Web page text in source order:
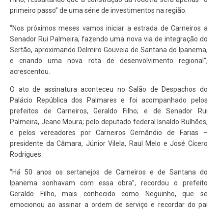
primeiro passo” de uma série de investimentos na região.
“Nos próximos meses vamos iniciar a estrada de Carneiros a
Senador Rui Palmeira, fazendo uma nova via de integração do
Sertão, aproximando Delmiro Gouveia de Santana do Ipanema,
e criando uma nova rota de desenvolvimento regional”,
acrescentou.
O ato de assinatura aconteceu no Salão de Despachos do
Palácio República dos Palmares e foi acompanhado pelos
prefeitos de Carneiros, Geraldo Filho; e de Senador Rui
Palmeira, Jeane Moura; pelo deputado federal Isnaldo Bulhões;
e pelos vereadores por Carneiros Gernândio de Farias –
presidente da Câmara, Júnior Vilela, Raul Melo e José Cícero
Rodrigues.
“Há 50 anos os sertanejos de Carneiros e de Santana do
Ipanema sonhavam com essa obra”, recordou o prefeito
Geraldo Filho, mais conhecido como Neguinho, que se
emocionou ao assinar a ordem de serviço e recordar do pai